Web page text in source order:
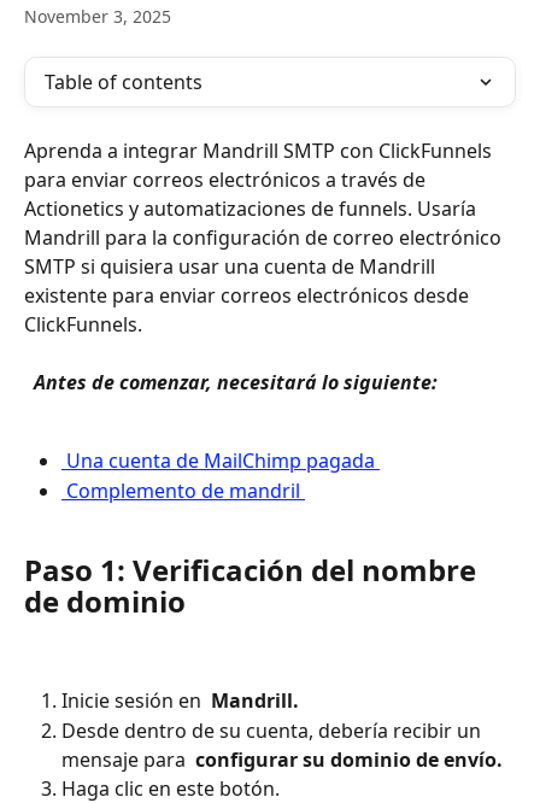
November 3, 2025
Table of contents
Aprenda a integrar Mandrill SMTP con ClickFunnels
para enviar correos electrónicos a través de
Actionetics y automatizaciones de funnels. Usaría
Mandrill para la configuración de correo electrónico
SMTP si quisiera usar una cuenta de Mandrill
existente para enviar correos electrónicos desde
ClickFunnels.
Antes de comenzar, necesitará lo siguiente:
Una cuenta de MailChimp pagada
Complemento de mandril
Paso 1: Verificación del nombre
de dominio
Inicie sesión en Mandrill.
Desde dentro de su cuenta, debería recibir un
mensaje para configurar su dominio de envío.
Haga clic en este botón.